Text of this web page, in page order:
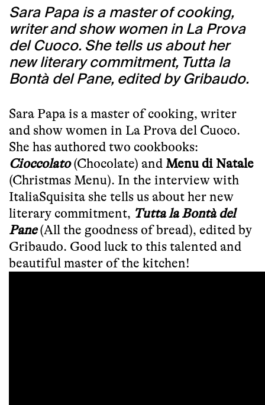
Sara Papa is a master of cooking,
writer and show women in La Prova
del Cuoco. She tells us about her
new literary commitment, Tutta la
Bontà del Pane, edited by Gribaudo.
Sara Papa is a master of cooking, writer
and show women in La Prova del Cuoco.
She has authored two cookbooks:
Cioccolato(Chocolate) and Menu di Natale
(Christmas Menu). In the interview with
ItaliaSquisita she tells us about her new
literary commitment, Tutta la Bontà del
Pane(All the goodness of bread), edited by
Gribaudo. Good luck to this talented and
beautiful master of the kitchen!